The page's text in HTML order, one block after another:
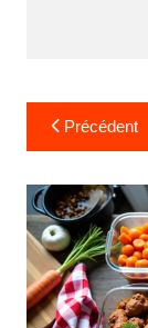
a
v
i
g
a
Précédent